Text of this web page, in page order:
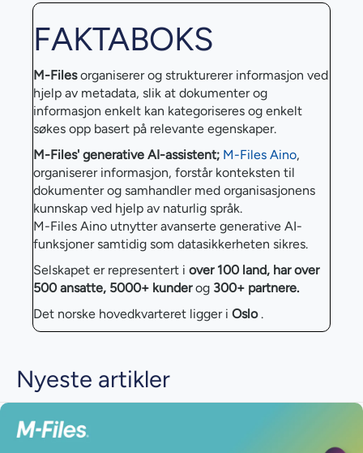
FAKTABOKS
M-Filesorganiserer og strukturerer informasjon ved
hjelp av metadata, slik at dokumenter og
informasjon enkelt kan kategoriseres og enkelt
søkes opp basert på relevante egenskaper.
M-Files' generative AI-assistent; M-Files Aino,
organiserer informasjon, forstår konteksten til
dokumenter og samhandler med organisasjonens
kunnskap ved hjelp av naturlig språk.
M-Files Aino utnytter avanserte generative AI-
funksjoner samtidig som datasikkerheten sikres.
Selskapet er representert i over 100 land, harover
500 ansatte, 5000+ kunderog 300+ partnere.
Det norske hovedkvarteret ligger i Oslo.
Nyeste artikler